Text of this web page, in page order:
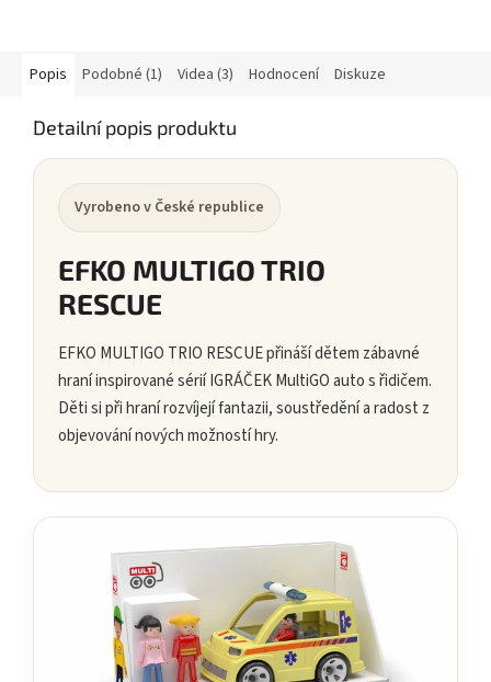
Popis Podobné (1) Videa (3) Hodnocení Diskuze
Detailní popis produktu
Vyrobeno v České republice
EFKO MULTIGO TRIO
RESCUE
EFKO MULTIGO TRIO RESCUE přináší dětem zábavné
hraní inspirované sérií IGRÁČEK MultiGO auto s řidičem.
Děti si při hraní rozvíjejí fantazii, soustředění a radost z
objevování nových možností hry.